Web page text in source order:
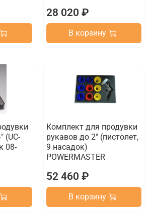
28 020 ₽
В корзину
(UC-
08-
Комплект для продувки
рукавов до 2" (пистолет,
9 насадок)
POWERMASTER
52 460 ₽
В корзину